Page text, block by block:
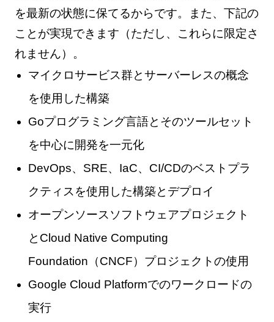
を最新の状態に保てるからです。また、下記の
ことが実現できます（ただし、これらに限定さ
れません）。
マイクロサービス群とサーバーレスの概念
を使用した構築
Goプログラミング言語とそのツールセット
を中心に開発を一元化
DevOps、SRE、IaC、CI/CDのベストプラ
クティスを使用した構築とデプロイ
オープンソースソフトウェアプロジェクト
とCloud Native Computing
Foundation（CNCF）プロジェクトの使用
Google Cloud Platformでのワークロードの
実行